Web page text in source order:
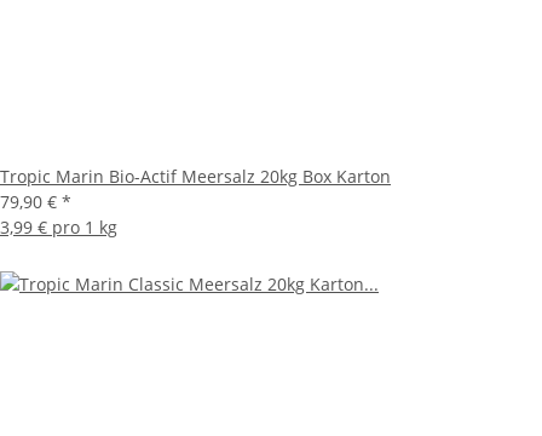
Tropic Marin Bio-Actif Meersalz 20kg Box Karton
79,90 € *
3,99 € pro 1 kg